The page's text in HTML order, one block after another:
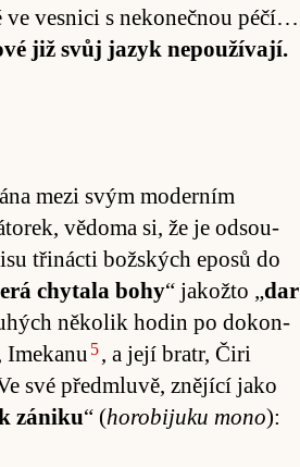
vesnici s ne­ko­nečnou pé­čí…
již svůj jazyk ne­po­u­žíva­jí.
mezi svým mo­derním
vě­doma si, že je od­sou­
tři­nácti bož­ských eposů do
chytala bohy“ ja­kožto „dar
něko­lik ho­din po dokon­
Ime­kanu 5, a její bra­tr, Čiri
své před­mluvě, zně­jící jako
zá­niku“ (ho­ro­bi­juku mono):